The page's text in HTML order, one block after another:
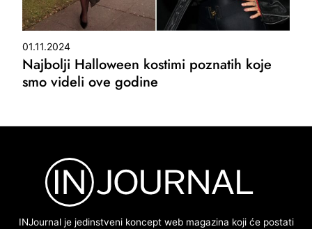
01.11.2024
Najbolji Halloween kostimi poznatih koje
smo videli ove godine
INJournal je jedinstveni koncept web magazina koji će postati